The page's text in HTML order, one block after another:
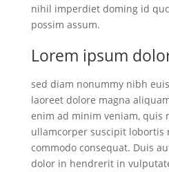
nihil imperdiet doming id
possim assum.
Lorem ipsum
sed diam nonummy nibh
laoreet dolore magna
enim ad minim veniam, quis
ullamcorper suscipit lobortis
commodo consequat. Duis
dolor in hendrerit in